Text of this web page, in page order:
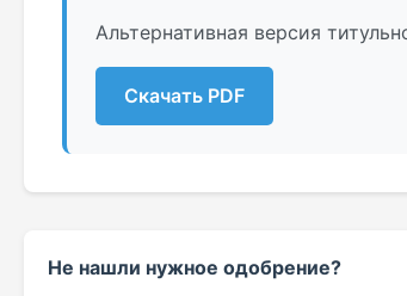
Альтернативная версия
Скачать PDF
Не нашли нужное одобрение?